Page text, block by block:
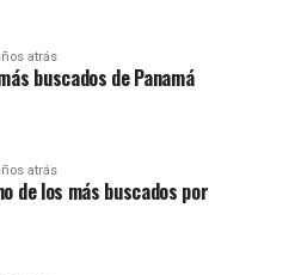
atrás
buscados de Panamá
atrás
de los más buscados por